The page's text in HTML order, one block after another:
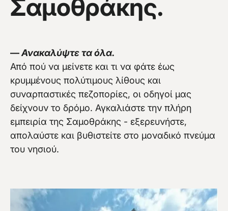
Vew more
Σαμοθράκης.
—Ανακαλύψτε τα όλα.
Από πού να μείνετε και τι να φάτε έως
κρυμμένους πολύτιμους λίθους και
συναρπαστικές πεζοπορίες, οι οδηγοί μας
δείχνουν το δρόμο. Αγκαλιάστε την πλήρη
εμπειρία της Σαμοθράκης - εξερευνήστε,
απολαύστε και βυθιστείτε στο μοναδικό πνεύμα
του νησιού.